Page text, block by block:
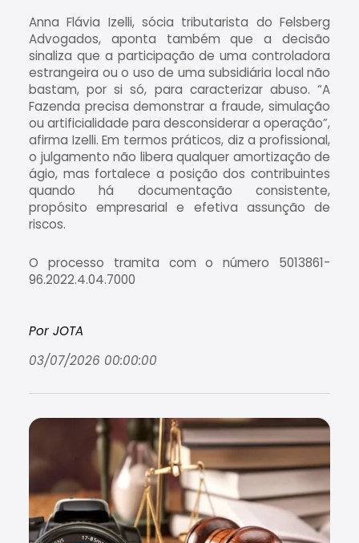
Anna Flávia Izelli, sócia tributarista do Felsberg
Advogados, aponta também que a decisão
sinaliza que a participação de uma controladora
estrangeira ou o uso de uma subsidiária local não
bastam, por si só, para caracterizar abuso. “A
Fazenda precisa demonstrar a fraude, simulação
ou artificialidade para desconsiderar a operação”,
afirma Izelli. Em termos práticos, diz a profissional,
o julgamento não libera qualquer amortização de
ágio, mas fortalece a posição dos contribuintes
quando há documentação consistente,
propósito empresarial e efetiva assunção de
riscos.
O processo tramita com o número 5013861-
96.2022.4.04.7000
Por JOTA
03/07/2026 00:00:00